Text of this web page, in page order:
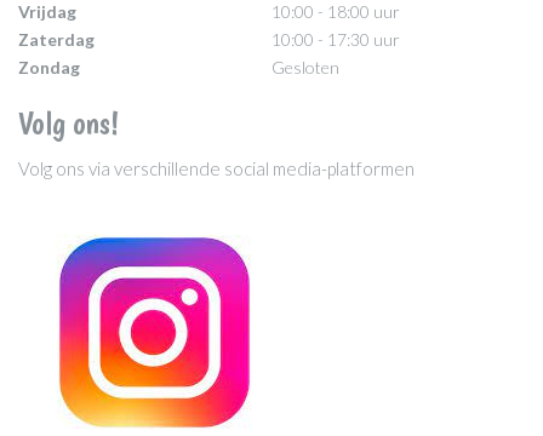
Vrijdag
10:00 - 18:00 uur
Zaterdag
10:00 - 17:30 uur
Zondag
Gesloten
Volg ons!
Volg ons via verschillende social media-platformen